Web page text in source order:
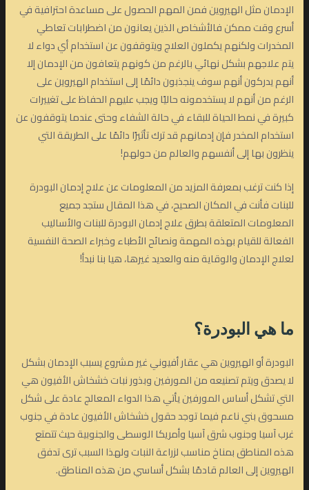
الإدمان مثل الهيروين فمن المهم الحصول على مساعدة احترافية في
أسرع وقت ممكن فالأشخاص الذين يعانون من اضطرابات تعاطي
المخدرات ولكنهم يكملون العلاج ويتوقفون عن استخدام أي دواء لا
يتم علاجهم بشكل نهائي بالرغم من كونهم يتعافون من الإدمان إلا
أنهم يدركون أنهم سوف ينجذبون دائمًا إلى استخدام الهيروين على
الرغم من أنهم لا يستخدمونه حاليًا ويجب عليهم الحفاظ على تغييرات
كبيرة في نمط الحياة للبقاء في حالة الشفاء وحتى عندما يتوقفون عن
استخدام المخدر فإن إدمانهم قد ترك تأثيرًا دائمًا على الطريقة التي
ينظرون بها إلى أنفسهم والعالم من حولهم!
إذا كنت ترغب بمعرفة المزيد من المعلومات عن علاج إدمان البودرة
للبنات فأنت في المكان الصحيح، في هذا المقال ستجد جميع
المعلومات المتعلقة بطرق علاج إدمان البودرة للبنات والأساليب
الفعالة للقيام بهذه المهمة ونصائح الأطباء وخبراء الصحة النفسية
لعلاج الإدمان والوقاية منه والعديد غيرها، هيا بنا نبدأ!
ما هي البودرة؟
البودرة أو الهيروين هي عقار أفيوني غير مشروع يسبب الإدمان بشكل
لا يصدق ويتم تصنيعه من المورفين وبذور نبات خشخاش الأفيون هي
التي تشكل أساس المورفين يأتي هذا الدواء المعالج عادة على شكل
مسحوق بني ناعم فيما توجد حقول خشخاش الأفيون عادة في جنوب
غرب آسيا وجنوب شرق آسيا وأمريكا الوسطى والجنوبية حيث تتمتع
هذه المناطق بمناخ مناسب لزراعة النبات ولهذا السبب ترى تدفق
الهيروين إلى العالم قادمًا بشكل أساسي من هذه المناطق.